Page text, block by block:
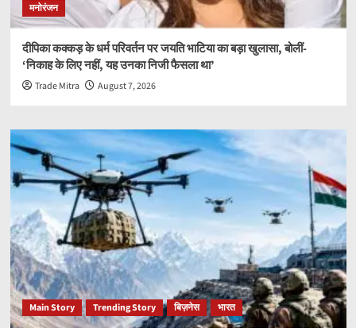
मनोरंजन
दीपिका कक्कड़ के धर्म परिवर्तन पर जयति भाटिया का बड़ा खुलासा, बोलीं-
‘निकाह के लिए नहीं, यह उनका निजी फैसला था’
Trade Mitra August 7, 2026
Main Story Trending Story बिज़नेस भारत